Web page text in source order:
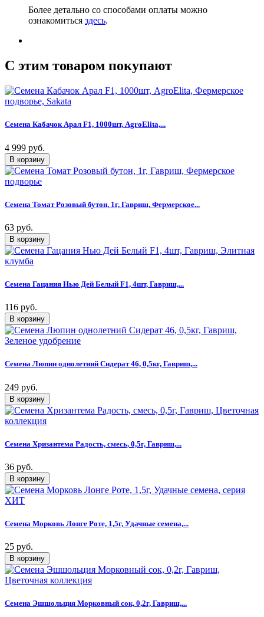
Более детально со способами оплаты можно
ознакомиться здесь.
C этим товаром покупают
Семена Кабачок Арал F1, 1000шт, AgroElita,...
4 999 руб.
Семена Томат Розовый бутон, 1г, Гавриш, Фермерское...
63 руб.
Семена Гацания Нью Дей Белый F1, 4шт, Гавриш,...
116 руб.
Семена Люпин однолетний Сидерат 46, 0,5кг, Гавриш,...
249 руб.
Семена Хризантема Радость, смесь, 0,5г, Гавриш,...
36 руб.
Семена Морковь Лонге Роте, 1,5г, Удачные семена,...
25 руб.
Семена Эшшольция Морковный сок, 0,2г, Гавриш,...